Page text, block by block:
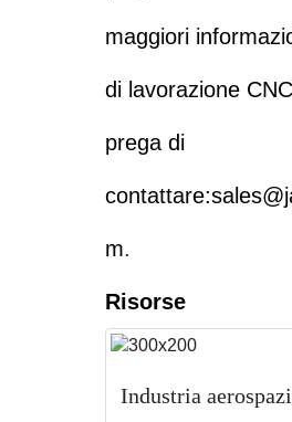
maggiori
di lavorazione
prega di
contattare:
m.
Risorse
Industria